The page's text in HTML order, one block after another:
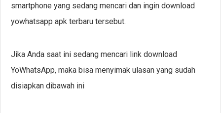
smartphone yang sedang mencari dan ingin download
yowhatsapp apk terbaru tersebut.
Jika Anda saat ini sedang mencari link download
YoWhatsApp, maka bisa menyimak ulasan yang sudah
disiapkan dibawah ini